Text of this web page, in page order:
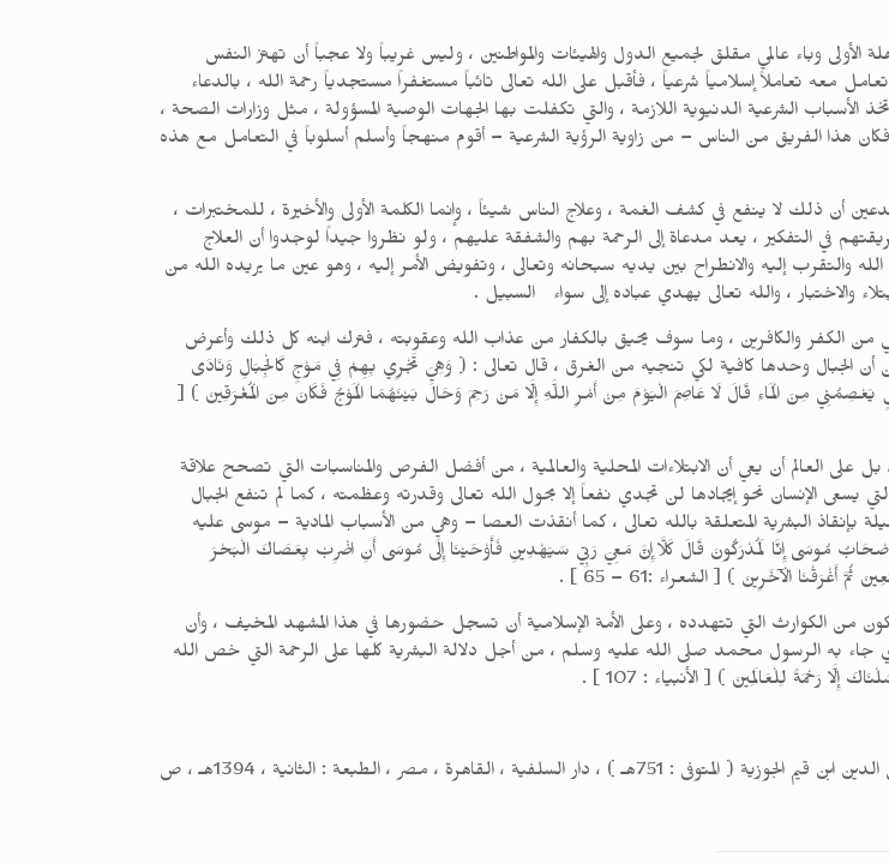
مثيراً ، يسمى فيروس كورونا ، كوفيد 19 ، وهو منذ الوهلة الأولى وباء عالمي مقلق لجميع الدول والهيئات والمواطنين ، وليس غريباً ولا عجباً أن تهتز النفس
معه تعاملاً إسلامياً شرعياً ، فأقبل على الله تعالى تائباً مستغفراً مستجدياً رحمة الله ، بالدعاء
الأسباب الشرعية الدنيوية اللازمة ، والتي تكفلت بها الجهات الوصية المسؤولة ، مثل وزارات الصحة ،
هذا الفريق من الناس – من زاوية الرؤية الشرعية – أقوم منهجاً وأسلم أسلوباً في التعامل مع هذه
أن ذلك لا ينفع في كشف الغمة ، وعلاج الناس شيئاً ، وإنما الكلمة الأولى والأخيرة ، للمختبرات ،
في التفكير ، يعد مدعاة إلى الرحمة بهم والشفقة عليهم ، ولو نظروا جيداً لوجدوا أن العلاج
والتقرب إليه والانطراح بين يديه سبحانه وتعالى ، وتفويض الأمر إليه ، وهو عين ما يريده الله من
والاختبار ، والله تعالى يهدي عباده إلى سواء السبيل .
من الكفر والكافرين ، وما سوف يحيق بالكفار من عذاب الله وعقوبته ، فترك ابنه كل ذلك وأعرض
أن الجبال وحدها كافية لكي تنجيه من الغرق ، قال تعالى : ( وَهِيَ تَجْرِي بِهِمْ فِي مَوْجٍ كَالْجِبَالِ وَنَادَى
مِنَ الْمَاءِ قَالَ لَا عَاصِمَ الْيَوْمَ مِنْ أَمْرِ اللَّهِ إِلَّا مَنْ رَحِمَ وَحَالَ بَيْنَهُمَا الْمَوْجُ فَكَانَ مِنَ الْمُغْرَقِينَ ) [
العالم أن يعي أن الابتلاءات المحلية والعالمية ، من أفضل الفرص والمناسبات التي تصحح علاقة
يسعى الإنسان نحو إيجادها لن تجدي نفعاً إلا بحول الله تعالى وقدرته وعظمته ، كما لم تنفع الجبال
بإنقاذ البشرية المتعلقة بالله تعالى ، كما أنقذت العصا – وهي من الأسباب المادية – موسى عليه
مُوسَى إِنَّا لَمُدْرَكُونَ قَالَ كَلَّا إِنَّ مَعِيَ رَبِّي سَيَهْدِينِ فَأَوْحَيْنَا إِلَى مُوسَى أَنِ اضْرِبْ بِعَصَاكَ الْبَحْرَ
الْآخَرِينَ ) [ الشعراء :61 – 65 ] .
من الكوارث التي تتهدده ، وعلى الأمة الإسلامية أن تسجل حضورها في هذا المشهد المخيف ، وأن
جاء به الرسول محمد صلى الله عليه وسلم ، من أجل دلالة البشرية كلها على الرحمة التي خص الله
رَحْمَةً لِلْعَالَمِينَ ) [ الأنبياء : 107 ] .
طريق الهجرتين وباب السعادتين ، محمد بن أبي بكر بن أيوب بن سعد شمس الدين ابن قيم الجوزية ( المتوفى : 751هـ ) ، دار السلفية ، القاهرة ، مصر ، الطبعة : الثانية ، 1394هـ ، ص